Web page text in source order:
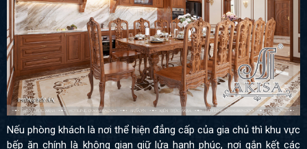
Nếu phòng khách là nơi thể hiện đẳng cấp của gia chủ thì khu vực
bếp ăn chính là không gian giữ lửa hạnh phúc, nơi gắn kết các